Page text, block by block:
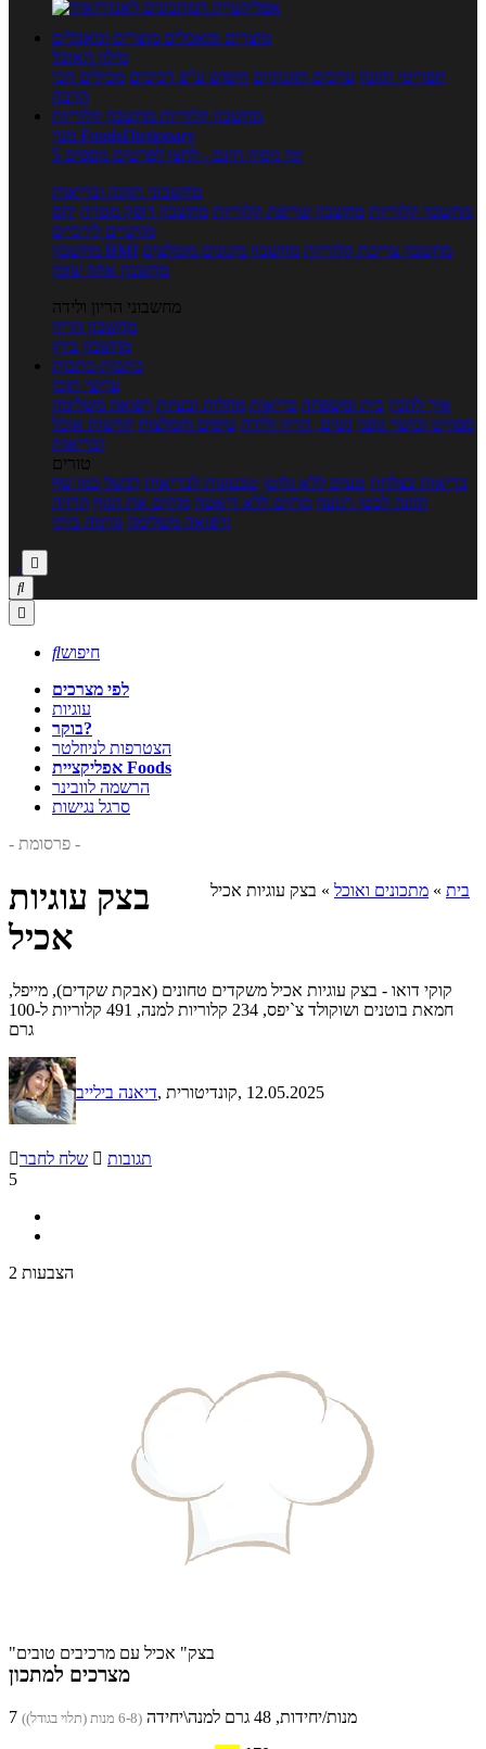
מוצרים ומאכלים מוצרים ומאכלים
מילון האוכל
תפריטי תזונה ערכים תזונתיים חיפוש ע"פ רכיבים מכילים הכי
הרבה
מחשבון קלוריות מחשבון קלוריות
מנוי FoodsDictionary
5 ימי ניסיון חינם - לחצו לפרטים נוספים
מחשבוני תזונה ובריאות
מחשבון קלוריות מחשבון שריפת קלוריות מחשבון דופק מטרה יחס
מותניים לירכיים
מחשבון BMI
מחשבון צריכת קלוריות מחשבון מינונים מומלצים
מחשבון אחוז שומן
מחשבוני הריון ולידה
מחשבון הריון
מחשבון ביוץ
כתבות כתבות
ערוצי תוכן
איך להכין בית ומשפחה בריאות מחלות ובעיות רפואה משלימה
ספורט וכושר גופני נשים, הריון ולידה טיפים והמלצות חדשות אוכל
ובריאות
טורים
בריאות בצלחת טעים ללא גלוטן טבעונות לבריאות לבשל כמו שף
תזונה לבטן רגועה מרזים ללא דיאטה מזיזים את הגוף הרזיה
ורפואה משלימה גורמה ביתי



חיפוש
לפי מצרכים
עוגיות
בוקר?
הצטרפות לניוזלטר
אפליקציית Foods
הרשמה לוובינר
סרגל נגישות
- פרסומת -
בית » מתכונים ואוכל » בצק עוגיות אכיל
בצק עוגיות
אכיל
קוקי דואו - בצק עוגיות אכיל משקדים טחונים (אבקת שקדים), מייפל,
חמאת בוטנים ושוקולד צ`יפס, 234 קלוריות למנה, 491 קלוריות ל-100
גרם
דיאנה בילייב , קונדיטורית, 12.05.2025
שלח לחבר  תגובות
5
2 הצבעות
"בצק" אכיל עם מרכיבים טובים
מצרכים למתכון
7 מנות/יחידות, 48 גרם למנה\יחידה (6-8 מנות (תלוי בגודל))